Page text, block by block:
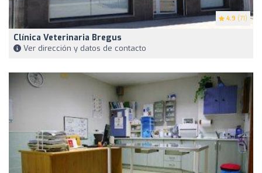
4.9 (71)
Clínica Veterinaria Bregus
Ver dirección y datos de contacto